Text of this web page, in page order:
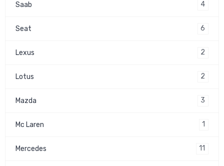
Saab 4
Seat 6
Lexus 2
Lotus 2
Mazda 3
Mc Laren 1
Mercedes 11